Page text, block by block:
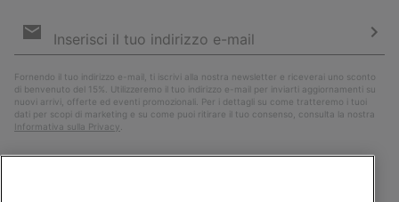
e-
Fornendo il tuo indirizzo e-mail, ti iscrivi alla nostra newsletter e riceverai uno sconto
di benvenuto del 15%. Utilizzeremo il tuo indirizzo e-mail per inviarti aggiornamenti su
nuovi arrivi, offerte ed eventi promozionali. Per i dettagli su come tratteremo i tuoi
dati per scopi di marketing e su come puoi ritirare il tuo consenso, consulta la nostra
Informativa sulla Privacy